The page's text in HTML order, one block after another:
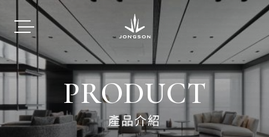
PRODUCT
產品介紹